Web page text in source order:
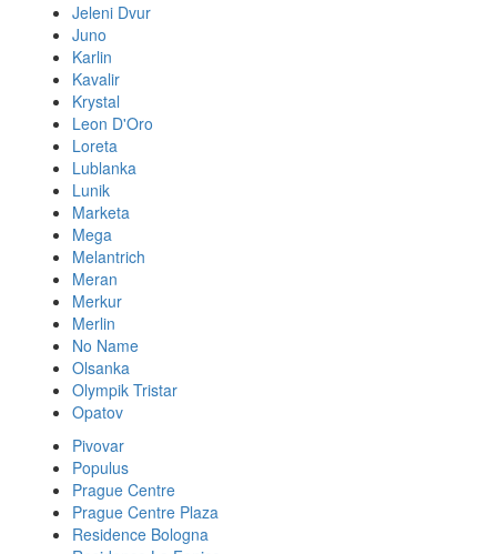
Jeleni Dvur
Juno
Karlin
Kavalir
Krystal
Leon D'Oro
Loreta
Lublanka
Lunik
Marketa
Mega
Melantrich
Meran
Merkur
Merlin
No Name
Olsanka
Olympik Tristar
Opatov
Pivovar
Populus
Prague Centre
Prague Centre Plaza
Residence Bologna